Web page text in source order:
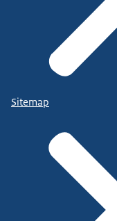
Sitemap